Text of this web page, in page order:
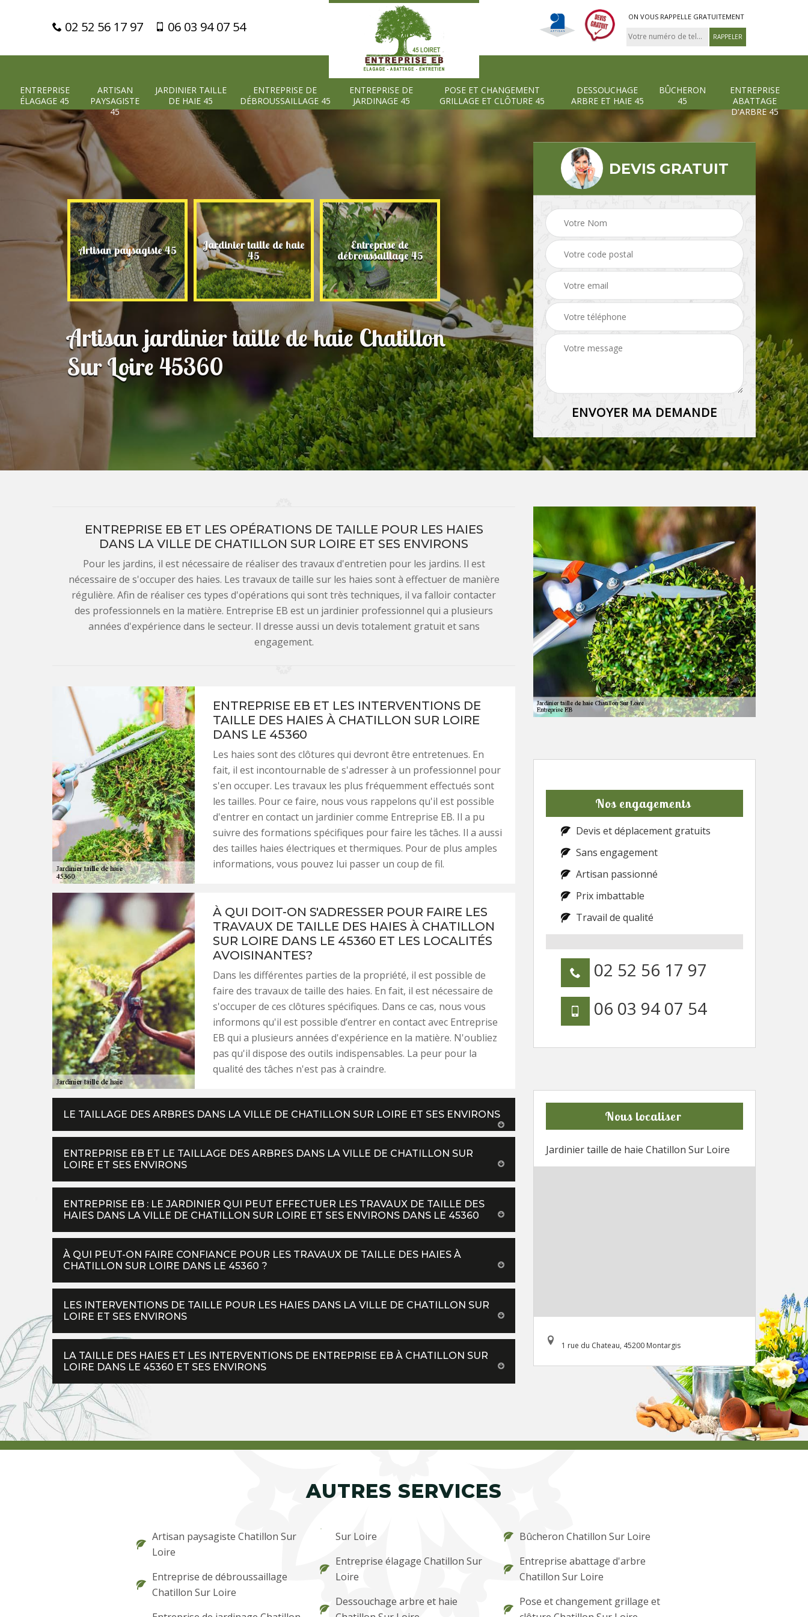
02 52 56 17 97 06 03 94 07 54
ON VOUS RAPPELLE GRATUITEMENT
ENTREPRISE
ÉLAGAGE 45
ARTISAN
PAYSAGISTE
45
JARDINIER TAILLE
DE HAIE 45
ENTREPRISE DE
DÉBROUSSAILLAGE 45
ENTREPRISE DE
JARDINAGE 45
POSE ET CHANGEMENT
GRILLAGE ET CLÔTURE 45
DESSOUCHAGE
ARBRE ET HAIE 45
BÛCHERON
45
ENTREPRISE
ABATTAGE
D'ARBRE 45
45 Artisan paysagiste 45 Jardinier taille de haie
45
Entreprise de
débroussaillage 45
Pose et changement
grillage et clôture 45
Dessouchage arbre et
haie 45
Artisan jardinier taille de haie Chatillon
Sur Loire 45360
DEVIS GRATUIT
ENTREPRISE EB ET LES OPÉRATIONS DE TAILLE POUR LES HAIES
DANS LA VILLE DE CHATILLON SUR LOIRE ET SES ENVIRONS
Pour les jardins, il est nécessaire de réaliser des travaux d'entretien pour les jardins. Il est
nécessaire de s'occuper des haies. Les travaux de taille sur les haies sont à effectuer de manière
régulière. Afin de réaliser ces types d'opérations qui sont très techniques, il va falloir contacter
des professionnels en la matière. Entreprise EB est un jardinier professionnel qui a plusieurs
années d'expérience dans le secteur. Il dresse aussi un devis totalement gratuit et sans
engagement.
ENTREPRISE EB ET LES INTERVENTIONS DE
TAILLE DES HAIES À CHATILLON SUR LOIRE
DANS LE 45360
Les haies sont des clôtures qui devront être entretenues. En
fait, il est incontournable de s'adresser à un professionnel pour
s'en occuper. Les travaux les plus fréquemment effectués sont
les tailles. Pour ce faire, nous vous rappelons qu'il est possible
d'entrer en contact un jardinier comme Entreprise EB. Il a pu
suivre des formations spécifiques pour faire les tâches. Il a aussi
des tailles haies électriques et thermiques. Pour de plus amples
informations, vous pouvez lui passer un coup de fil.
À QUI DOIT-ON S'ADRESSER POUR FAIRE LES
TRAVAUX DE TAILLE DES HAIES À CHATILLON
SUR LOIRE DANS LE 45360 ET LES LOCALITÉS
AVOISINANTES?
Dans les différentes parties de la propriété, il est possible de
faire des travaux de taille des haies. En fait, il est nécessaire de
s'occuper de ces clôtures spécifiques. Dans ce cas, nous vous
informons qu'il est possible d’entrer en contact avec Entreprise
EB qui a plusieurs années d'expérience en la matière. N'oubliez
pas qu'il dispose des outils indispensables. La peur pour la
qualité des tâches n'est pas à craindre.
LE TAILLAGE DES ARBRES DANS LA VILLE DE CHATILLON SUR LOIRE ET SES ENVIRONS
ENTREPRISE EB ET LE TAILLAGE DES ARBRES DANS LA VILLE DE CHATILLON SUR
LOIRE ET SES ENVIRONS
ENTREPRISE EB : LE JARDINIER QUI PEUT EFFECTUER LES TRAVAUX DE TAILLE DES
HAIES DANS LA VILLE DE CHATILLON SUR LOIRE ET SES ENVIRONS DANS LE 45360
À QUI PEUT-ON FAIRE CONFIANCE POUR LES TRAVAUX DE TAILLE DES HAIES À
CHATILLON SUR LOIRE DANS LE 45360 ?
LES INTERVENTIONS DE TAILLE POUR LES HAIES DANS LA VILLE DE CHATILLON SUR
LOIRE ET SES ENVIRONS
LA TAILLE DES HAIES ET LES INTERVENTIONS DE ENTREPRISE EB À CHATILLON SUR
LOIRE DANS LE 45360 ET SES ENVIRONS
Nos engagements
Devis et déplacement gratuits
Sans engagement
Artisan passionné
Prix imbattable
Travail de qualité
02 52 56 17 97
06 03 94 07 54
Nous localiser
Jardinier taille de haie Chatillon Sur Loire
1 rue du Chateau, 45200 Montargis
AUTRES SERVICES
Artisan paysagiste Chatillon Sur
Loire
Entreprise de débroussaillage
Chatillon Sur Loire
Sur Loire
Entreprise élagage Chatillon Sur
Loire
Dessouchage arbre et haie
Bûcheron Chatillon Sur Loire
Entreprise abattage d'arbre
Chatillon Sur Loire
Pose et changement grillage et